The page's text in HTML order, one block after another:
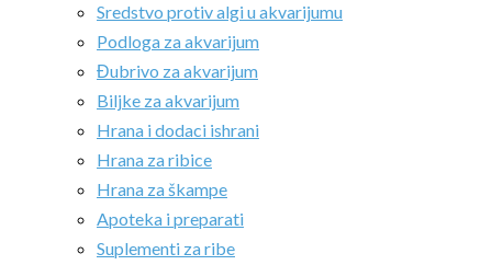
Sredstvo protiv algi u akvarijumu
Podloga za akvarijum
Đubrivo za akvarijum
Biljke za akvarijum
Hrana i dodaci ishrani
Hrana za ribice
Hrana za škampe
Apoteka i preparati
Suplementi za ribe